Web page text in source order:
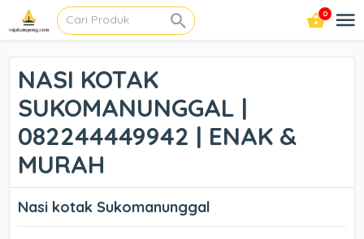
0
NASI KOTAK
SUKOMANUNGGAL |
082244449942 | ENAK &
MURAH
Nasi kotak Sukomanunggal